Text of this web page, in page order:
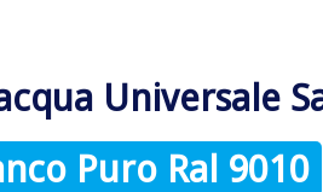
Universale
Puro Ral 9010